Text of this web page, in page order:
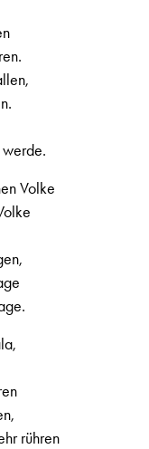
Volke
rühren